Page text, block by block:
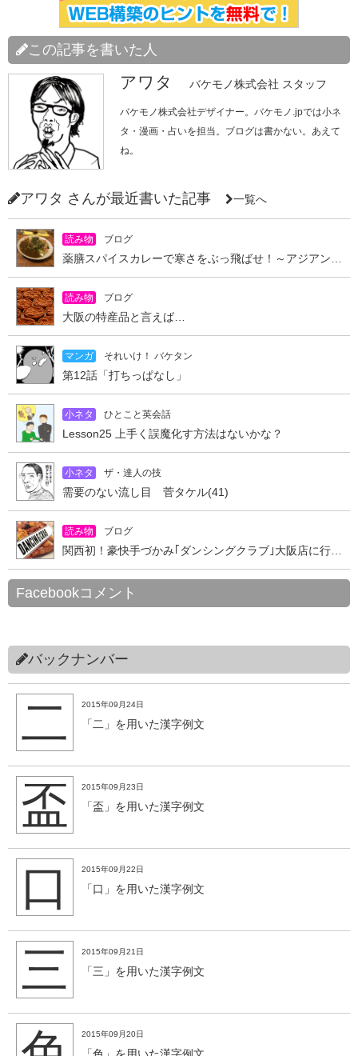
この記事を書いた人
アワタ バケモノ株式会社 スタッフ
バケモノ株式会社デザイナー。バケモノ.jpでは小ネ
タ・漫画・占いを担当。ブログは書かない。あえて
ね。
アワタ さんが最近書いた記事 一覧へ
読み物 ブログ
読み物 ブログ
大阪の特産品と言えば…
マンガ それいけ！ バケタン
第12話「打ちっぱなし」
小ネタ ひとこと英会話
Lesson25 上手く誤魔化す方法はないかな？
小ネタ ザ・達人の技
需要のない流し目 菅タケル(41)
読み物 ブログ
Facebookコメント
バックナンバー
二 2015年09月24日
「二」を用いた漢字例文
盃 2015年09月23日
「盃」を用いた漢字例文
口 2015年09月22日
「口」を用いた漢字例文
三 2015年09月21日
「三」を用いた漢字例文
2015年09月20日